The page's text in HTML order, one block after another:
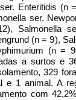
Enteritidis (n
ser.
Salmonella
(n = 9),
(n =
a surtos e
329
e 1 animal. A
com